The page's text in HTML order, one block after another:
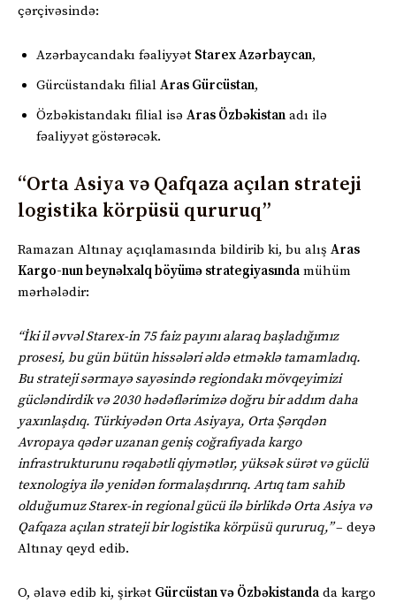
çərçivəsində:
Azərbaycandakı fəaliyyət Starex Azərbaycan,
Gürcüstandakı filial Aras Gürcüstan,
Özbəkistandakı filial isə Aras Özbəkistan adı ilə
fəaliyyət göstərəcək.
“Orta Asiya və Qafqaza açılan strateji
logistika körpüsü qururuq”
Ramazan Altınay açıqlamasında bildirib ki, bu alış Aras
Kargo-nun beynəlxalq böyümə strategiyasında mühüm
mərhələdir:
“İki il əvvəl Starex-in 75 faiz payını alaraq başladığımız
prosesi, bu gün bütün hissələri əldə etməklə tamamladıq.
Bu strateji sərmayə sayəsində regiondakı mövqeyimizi
gücləndirdik və 2030 hədəflərimizə doğru bir addım daha
yaxınlaşdıq. Türkiyədən Orta Asiyaya, Orta Şərqdən
Avropaya qədər uzanan geniş coğrafiyada kargo
infrastrukturunu rəqabətli qiymətlər, yüksək sürət və güclü
texnologiya ilə yenidən formalaşdırırıq. Artıq tam sahib
olduğumuz Starex-in regional gücü ilə birlikdə Orta Asiya və
Qafqaza açılan strateji bir logistika körpüsü qururuq,”– deyə
Altınay qeyd edib.
O, əlavə edib ki, şirkət Gürcüstan və Özbəkistanda da kargo